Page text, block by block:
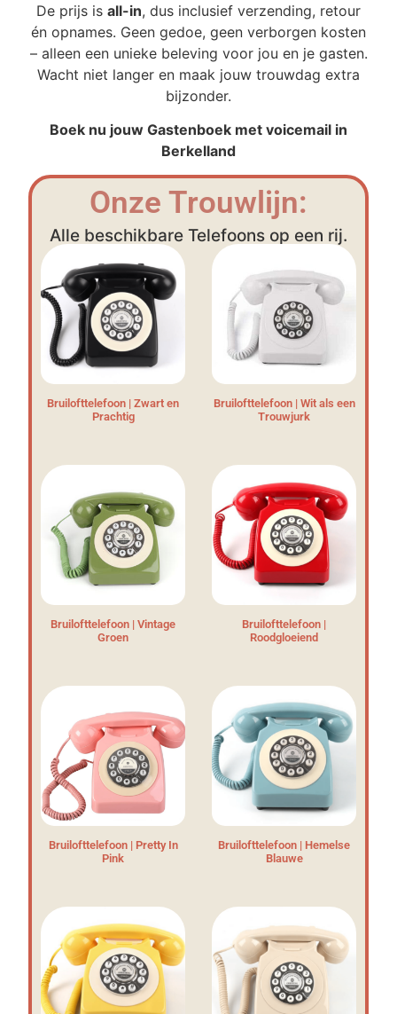
De prijs is all-in, dus inclusief verzending, retour
én opnames. Geen gedoe, geen verborgen kosten
– alleen een unieke beleving voor jou en je gasten.
Wacht niet langer en maak jouw trouwdag extra
bijzonder.
Boek nu jouw Gastenboek met voicemail in
Berkelland
Onze Trouwlijn:
Alle beschikbare Telefoons op een rij.
Bruilofttelefoon | Zwart en
Prachtig
Bruilofttelefoon | Wit als een
Trouwjurk
Bruilofttelefoon | Vintage
Groen
Bruilofttelefoon |
Roodgloeiend
Bruilofttelefoon | Pretty In
Pink
Bruilofttelefoon | Hemelse
Blauwe